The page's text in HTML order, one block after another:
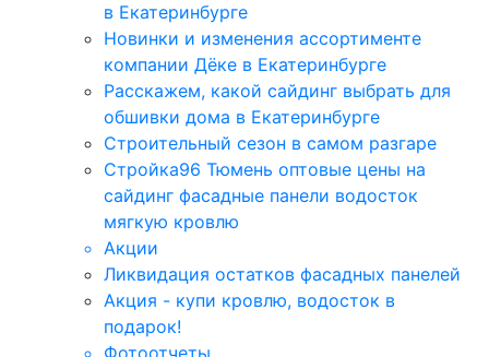
в Екатеринбурге
Новинки и изменения ассортименте
компании Дёке в Екатеринбурге
Расскажем, какой сайдинг выбрать для
обшивки дома в Екатеринбурге
Строительный сезон в самом разгаре
Стройка96 Тюмень оптовые цены на
сайдинг фасадные панели водосток
мягкую кровлю
Акции
Ликвидация остатков фасадных панелей
Акция - купи кровлю, водосток в
подарок!
Фотоотчеты